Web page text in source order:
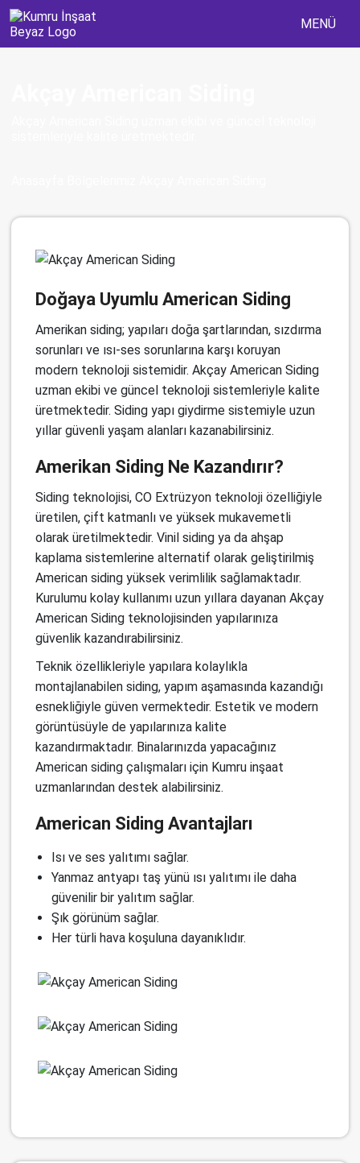
MENÜ
Doğaya Uyumlu American Siding
Amerikan siding; yapıları doğa şartlarından, sızdırma
sorunları ve ısı-ses sorunlarına karşı koruyan
modern teknoloji sistemidir. Akçay American Siding
uzman ekibi ve güncel teknoloji sistemleriyle kalite
üretmektedir. Siding yapı giydirme sistemiyle uzun
yıllar güvenli yaşam alanları kazanabilirsiniz.
Amerikan Siding Ne Kazandırır?
Siding teknolojisi, CO Extrüzyon teknoloji özelliğiyle
üretilen, çift katmanlı ve yüksek mukavemetli
olarak üretilmektedir. Vinil siding ya da ahşap
kaplama sistemlerine alternatif olarak geliştirilmiş
American siding yüksek verimlilik sağlamaktadır.
Kurulumu kolay kullanımı uzun yıllara dayanan Akçay
American Siding teknolojisinden yapılarınıza
güvenlik kazandırabilirsiniz.
Teknik özellikleriyle yapılara kolaylıkla
montajlanabilen siding, yapım aşamasında kazandığı
esnekliğiyle güven vermektedir. Estetik ve modern
görüntüsüyle de yapılarınıza kalite
kazandırmaktadır. Binalarınızda yapacağınız
American siding çalışmaları için Kumru inşaat
uzmanlarından destek alabilirsiniz.
American Siding Avantajları
Isı ve ses yalıtımı sağlar.
Yanmaz antyapı taş yünü ısı yalıtımı ile daha
güvenilir bir yalıtım sağlar.
Şık görünüm sağlar.
Her türli hava koşuluna dayanıklıdır.